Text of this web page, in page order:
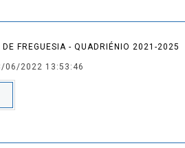
FREGUESIA - QUADRIÉNIO 2021-2025
06/2022 13:53:46